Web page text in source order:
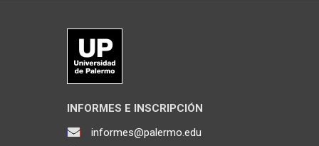
INFORMES E INSCRIPCIÓN
informes@palermo.edu